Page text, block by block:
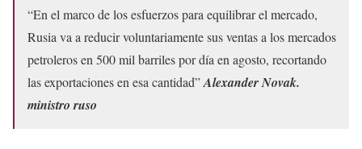
“En el marco de los esfuerzos para equilibrar el mercado,
Rusia va a reducir voluntariamente sus ventas a los mercados
petroleros en 500 mil barriles por día en agosto, recortando
las exportaciones en esa cantidad”Alexander Novak.
ministro ruso